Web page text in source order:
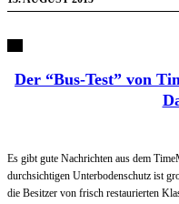
Der “Bus-Test” von
Es gibt gute Nachrichten aus dem
durchsichtigen Unterbodenschutz ist
die Besitzer von frisch restaurierten